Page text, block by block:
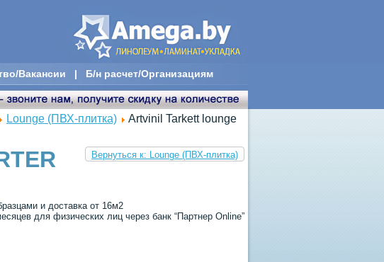
Вакансии | Б/н расчет/Организациям
Lounge (ПВХ-плитка)
Artvinil Tarkett lounge
Вернуться к: Lounge (ПВХ-плитка)
и доставка от 16м2
для физических лиц через банк “Партнер Online”